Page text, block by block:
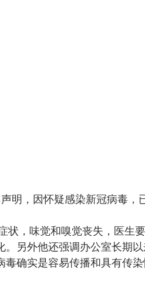
明，因怀疑感染新冠病毒，
状，味觉和嗅觉丧失，医生
另外他还强调办公室长期
确实是容易传播和具有传染